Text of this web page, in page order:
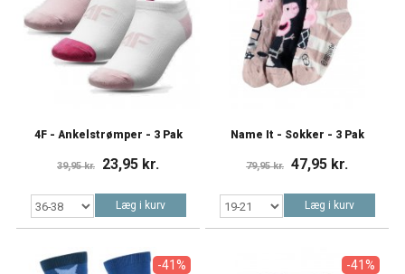
4F - Ankelstrømper - 3 Pak
39,95 kr. 23,95 kr.
Læg i kurv
Name It - Sokker - 3 Pak
79,95 kr. 47,95 kr.
Læg i kurv
-41% -41%